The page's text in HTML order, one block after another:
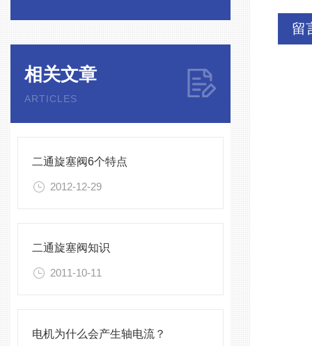
相关文章
ARTICLES
二通旋塞阀6个特点
2012-12-29
二通旋塞阀知识
2011-10-11
电机为什么会产生轴电流？
留